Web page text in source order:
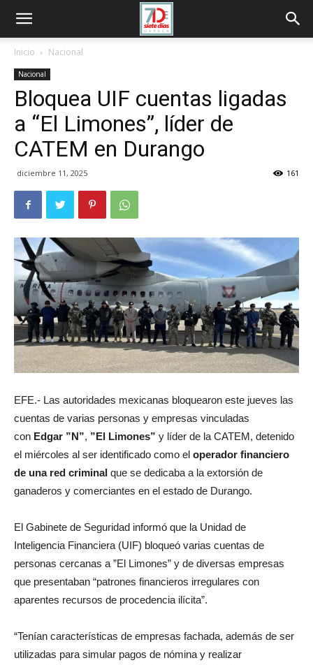
Inicio Nacional
Nacional
Bloquea UIF cuentas ligadas
a “El Limones”, líder de
CATEM en Durango
diciembre 11, 2025 161
EFE.- Las autoridades mexicanas bloquearon este jueves las
cuentas de varias personas y empresas vinculadas
con Edgar ”N”, ”El Limones” y líder de la CATEM, detenido
el miércoles al ser identificado como el operador financiero
de una red criminal que se dedicaba a la extorsión de
ganaderos y comerciantes en el estado de Durango.
El Gabinete de Seguridad informó que la Unidad de
Inteligencia Financiera (UIF) bloqueó varias cuentas de
personas cercanas a ”El Limones” y de diversas empresas
que presentaban “patrones financieros irregulares con
aparentes recursos de procedencia ilícita”.
“Tenían características de empresas fachada, además de ser
utilizadas para simular pagos de nómina y realizar